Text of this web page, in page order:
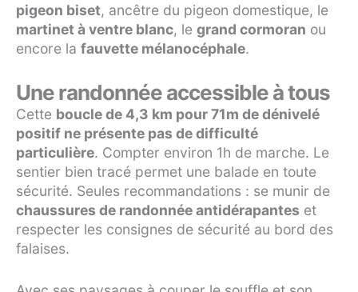
pigeon biset, ancêtre du pigeon domestique, le
martinet à ventre blanc, le grand cormoran ou
encore la fauvette mélanocéphale.
Une randonnée accessible à tous
Cette boucle de 4,3 km pour 71m de dénivelé
positif ne présente pas de difficulté
particulière. Compter environ 1h de marche. Le
sentier bien tracé permet une balade en toute
sécurité. Seules recommandations : se munir de
chaussures de randonnée antidérapantes et
respecter les consignes de sécurité au bord des
falaises.